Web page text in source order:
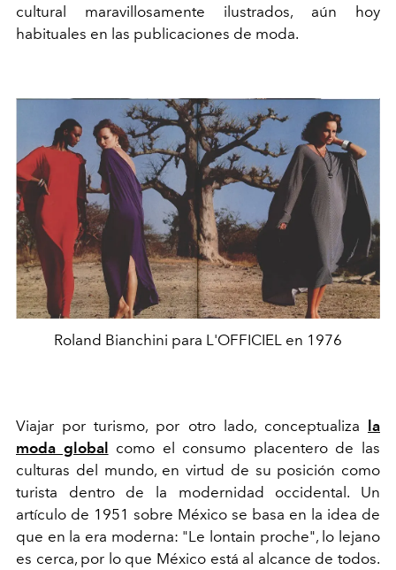
cultural maravillosamente ilustrados, aún hoy
habituales en las publicaciones de moda.
Roland Bianchini para L'OFFICIEL en 1976
Viajar por turismo, por otro lado, conceptualiza
la
moda global
como el consumo placentero de las
culturas del mundo, en virtud de su posición como
turista dentro de la modernidad occidental. Un
artículo de 1951 sobre México se basa en la idea de
que en la era moderna: "Le lontain proche", lo lejano
es cerca, por lo que México está al alcance de todos.